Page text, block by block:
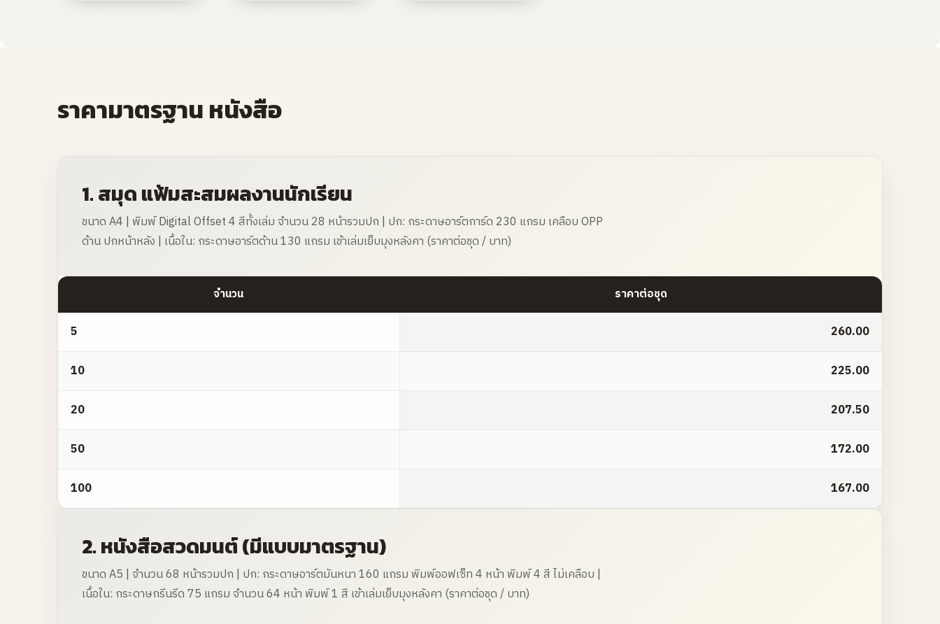
ราคามาตรฐาน หนังสือ
1. สมุด แฟ้มสะสมผลงานนักเรียน
ขนาด A4 | พิมพ์ Digital Offset 4 สีทั้งเล่ม จำนวน 28 หน้ารวมปก | ปก: กระดาษอาร์ตการ์ด 230 แกรม เคลือบ OPP
ด้าน ปกหน้าหลัง | เนื้อใน: กระดาษอาร์ตด้าน 130 แกรม เข้าเล่มเย็บมุงหลังคา (ราคาต่อชุด / บาท)
1. สมุด แฟ้มสะสมผลงานนักเรียน
จำนวน ราคาต่อชุด
5 260.00
10 225.00
20 207.50
50 172.00
100 167.00
2. หนังสือสวดมนต์ (มีแบบมาตรฐาน)
ขนาด A5 | จำนวน 68 หน้ารวมปก | ปก: กระดาษอาร์ตมันหนา 160 แกรม พิมพ์ออฟเซ็ท 4 หน้า พิมพ์ 4 สี ไม่เคลือบ |
เนื้อใน: กระดาษกรีนรีด 75 แกรม จำนวน 64 หน้า พิมพ์ 1 สี เข้าเล่มเย็บมุงหลังคา (ราคาต่อชุด / บาท)